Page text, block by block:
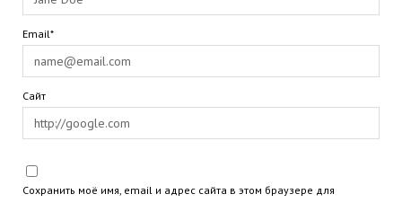
Email*
Сайт
Сохранить моё имя, email и адрес сайта в этом браузере для